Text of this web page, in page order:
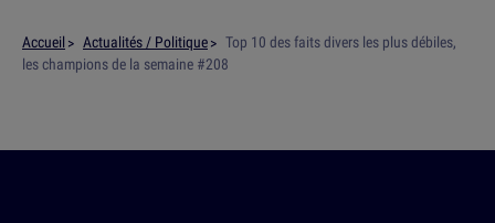
Accueil Actualités / Politique
Top 10 des faits divers les plus débiles,
les champions de la semaine #208